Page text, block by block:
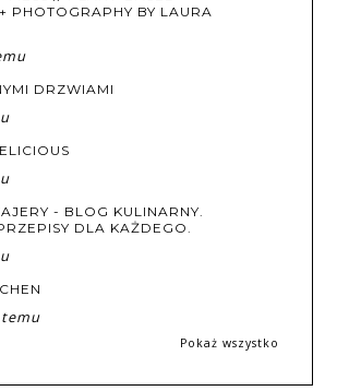
PHOTOGRAPHY BY LAURA
DRZWIAMI
- BLOG KULINARNY.
DLA KAŻDEGO.
Pokaż wszystko